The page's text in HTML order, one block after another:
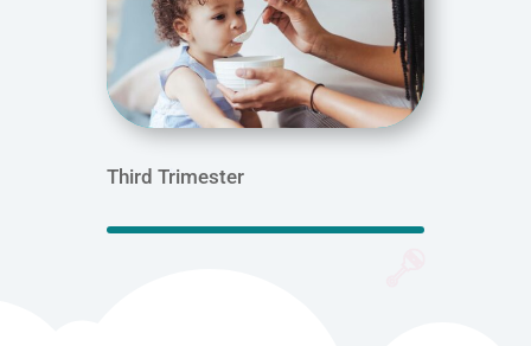
Third Trimester